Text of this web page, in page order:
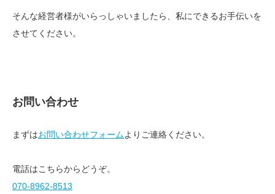
そんな経営者様がいらっしゃいましたら、私にできるお手伝いを
させてください。
お問い合わせ
まずはお問い合わせフォームよりご連絡ください。
電話はこちらからどうぞ。
070-8962-8513